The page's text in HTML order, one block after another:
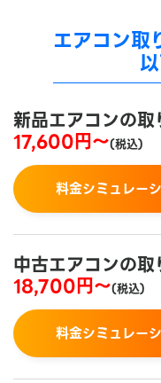
エアコン取
新品エアコンの取
17,600円～(税込)
料金シミュレー
中古エアコンの取
18,700円～(税込)
料金シミュレー